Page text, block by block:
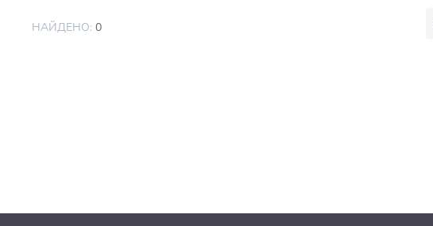
НАЙДЕНО: 0